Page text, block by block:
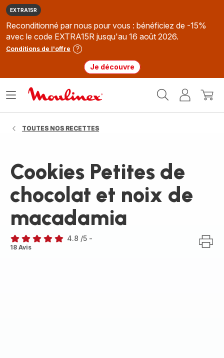
EXTRA15R
Reconditionné par nous pour vous : bénéficiez de -15%
avec le code EXTRA15R jusqu'au 16 août 2026.
Conditions de l'offre
Je découvre
MonMon
Ouvrir
TOUTES NOS RECETTES
Cookies Petites de
chocolat et noix de
macadamia
ratings.4.8
4.8 /5 -
18 Avis